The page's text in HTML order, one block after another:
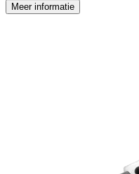
Meer informatie